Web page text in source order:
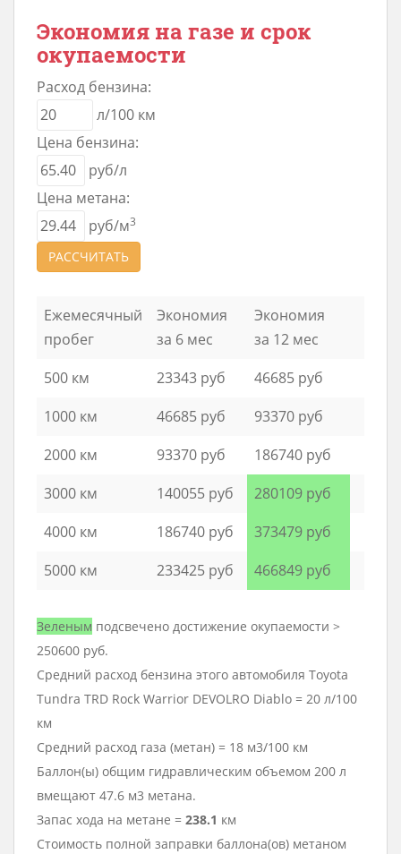
Экономия на газе и срок
окупаемости
Расход бензина:
л/100 км
Цена бензина:
руб/л
Цена метана:
руб/м3
РАССЧИТАТЬ
Ежемесячный
пробег
Экономия
за 6 мес
Экономия
за 12 мес
500 км
23343 руб
46685 руб
1000 км
46685 руб
93370 руб
2000 км
93370 руб
186740 руб
3000 км
140055 руб
280109 руб
4000 км
186740 руб
373479 руб
5000 км
233425 руб 466849 руб
Зеленым подсвечено достижение окупаемости >
250600 руб.
Средний расход бензина этого автомобиля Toyota
Tundra TRD Rock Warrior DEVOLRO Diablo = 20 л/100
км
Средний расход газа (метан) = 18 м3/100 км
Баллон(ы) общим гидравлическим объемом 200 л
вмещают 47.6 м3 метана.
Запас хода на метане = 238.1 км
Стоимость полной заправки баллона(ов) метаном